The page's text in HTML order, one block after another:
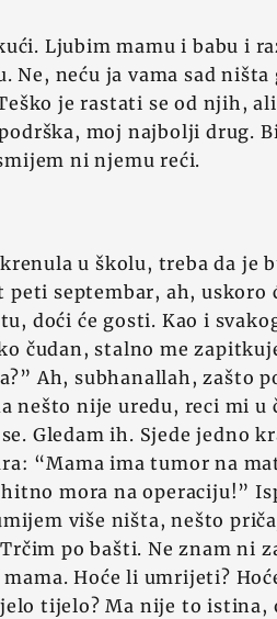
Ljubim mamu i babu i
Ne, neću ja vama sad
je rastati se od njih,
moj najbolji drug.
ni njemu reći.
u školu, treba da je
septembar, ah, uskoro
doći će gosti. Kao i
čudan, stalno me
Ah, subhanallah, zašto
nešto nije uredu, reci mi u
Gledam ih. Sjede jedno
“Mama ima tumor na
mora na operaciju!”
više ništa, nešto
po bašti. Ne znam ni
Hoće li umrijeti?
tijelo? Ma nije to istina,